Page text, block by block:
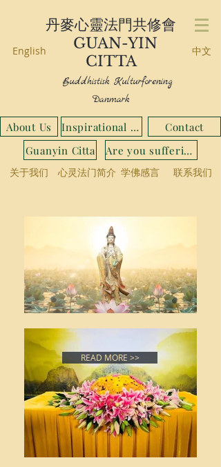
丹麥心靈法門共修會
GUAN-YIN
CITTA
Buddhistisk Kulturforening
Danmark
English 中文
About Us Inspirational Stories
Contact
Guanyin Citta
Are you suffering from...
关于我们 心灵法门简介 学佛感言 联系我们
READ MORE >>